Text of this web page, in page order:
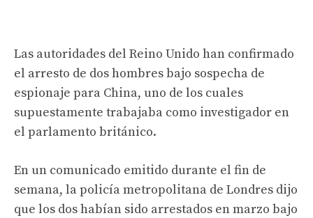
Las autoridades del Reino Unido han confirmado
el arresto de dos hombres bajo sospecha de
espionaje para China, uno de los cuales
supuestamente trabajaba como investigador en
el parlamento británico.
En un comunicado emitido durante el fin de
semana, la policía metropolitana de Londres dijo
que los dos habían sido arrestados en marzo bajo